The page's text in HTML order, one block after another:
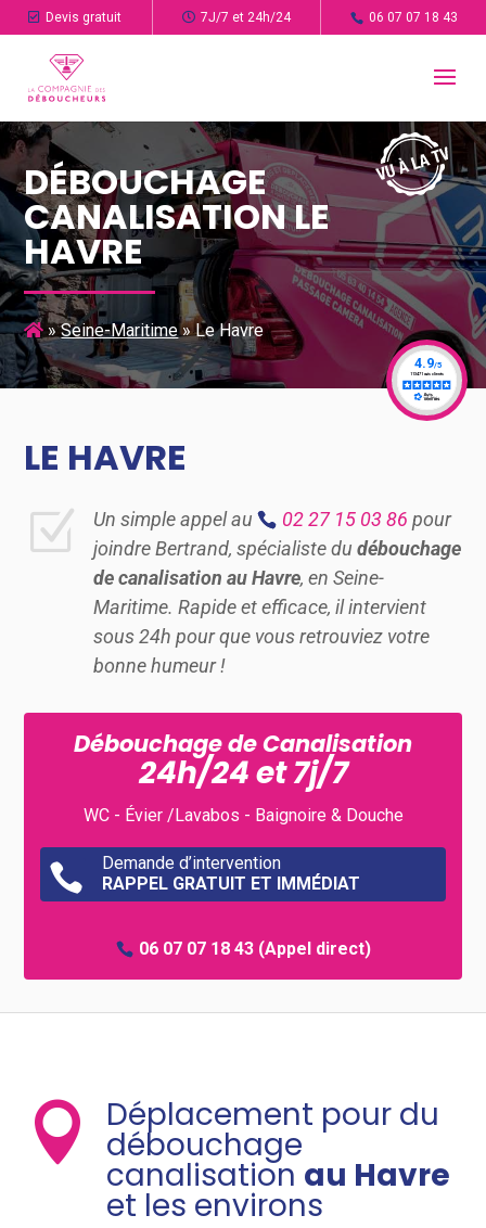
Devis gratuit 7J/7 et 24h/24 06 07 07 18 43
DÉBOUCHAGE
CANALISATION LE
HAVRE
»Seine-Maritime»Le Havre
LE HAVRE
Z Un simple appel au 02 27 15 03 86 pour
joindre Bertrand, spécialiste dudébouchage
de canalisation au Havre, en Seine-
Maritime. Rapide et efficace, il intervient
sous 24h pour que vous retrouviez votre
bonne humeur !
Débouchage de Canalisation
24h/24 et 7j/7
WC - Évier /Lavabos - Baignoire & Douche

Demande d’intervention
RAPPEL GRATUIT ET IMMÉDIAT
06 07 07 18 43(Appel direct)
 Déplacement pour du
débouchage
canalisation au Havre
et les environs